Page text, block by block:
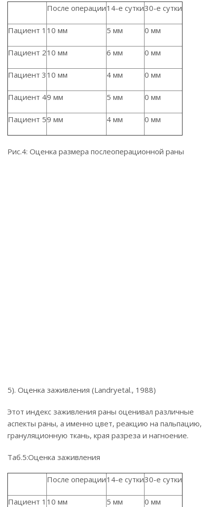
После операции14-е сутки30-е сутки
Пациент 1 10 мм 5 мм 0 мм
Пациент 210 мм 6 мм 0 мм
Пациент 3 10 мм 4 мм 0 мм
Пациент 49 мм 5 мм 0 мм
Пациент 59 мм 4 мм 0 мм
Рис.4: Оценка размера послеоперационной раны
5). Оценка заживления (Landryetal., 1988)
Этот индекс заживления раны оценивал различные
аспекты раны, а именно цвет, реакцию на пальпацию,
грануляционную ткань, края разреза и нагноение.
Таб.5:Оценка заживления
После операции14-е сутки30-е сутки
Пациент 1 10 мм 5 мм 0 мм